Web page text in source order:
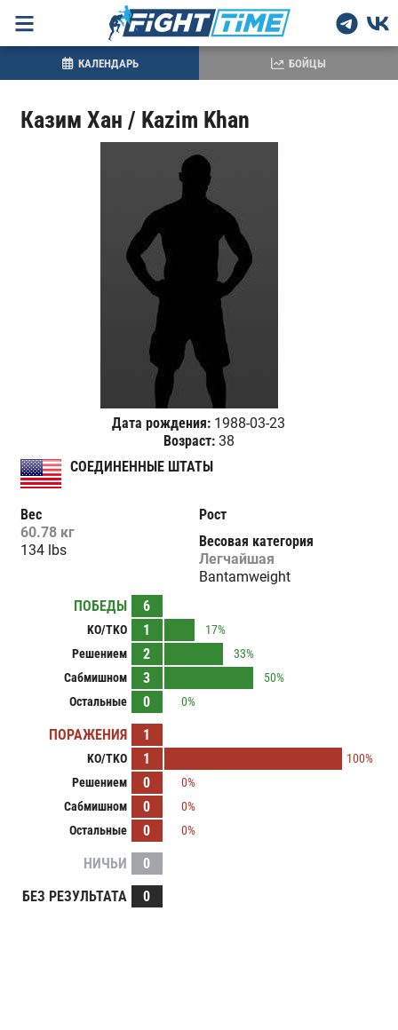
Казим Хан / Kazim Khan
Дата рождения: 1988-03-23
Возраст:38
СОЕДИНЕННЫЕ ШТАТЫ
Вес
60.78 кг
134 lbs
Рост
Весовая категория
Легчайшая
Bantamweight
ПОБЕДЫ
6
KO/TKO 1
17%
Решением
2
33%
Сабмишном
3
50%
Остальные
0 0%
ПОРАЖЕНИЯ 1
KO/TKO 1
100%
Решением
0
0%
Сабмишном
0
0%
Остальные
0 0%
НИЧЬИ
0
БЕЗ РЕЗУЛЬТАТА
0
КАЛЕНДАРЬ БОЙЦЫ